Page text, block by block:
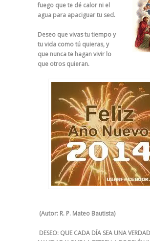
fuego que te dé calor ni el
agua para apaciguar tu sed.
Deseo que vivas tu tiempo y
tu vida como tú quieras,y
que nunca te hagan vivir lo
que otros quieran.
(Autor: R. P. Mateo Bautista)
DESEO: QUE CADA DÍA SEA UNA